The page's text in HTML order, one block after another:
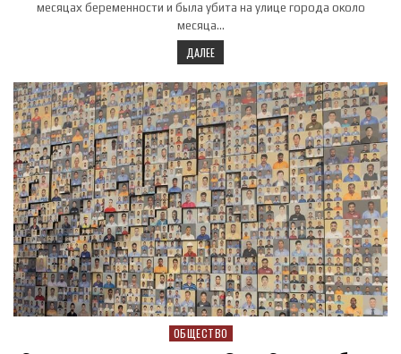
месяцах беременности и была убита на улице города около
месяца…
ДАЛЕЕ
Posted in
ОБЩЕСТВО